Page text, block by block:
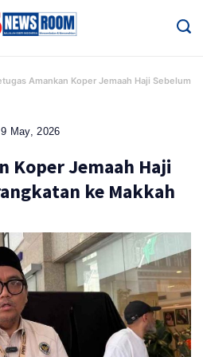
Amankan Koper Jemaah Haji Sebelum
9 May, 2026
Koper Jemaah Haji
ke Makkah